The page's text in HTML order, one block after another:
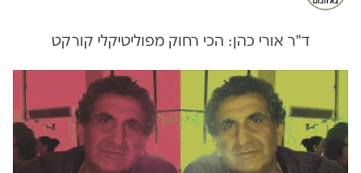
ד"ר אורי כהן: הכי רחוק מפוליטיקלי קורקט